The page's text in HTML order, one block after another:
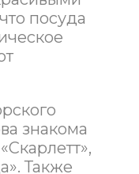
посуда
знакома
Также